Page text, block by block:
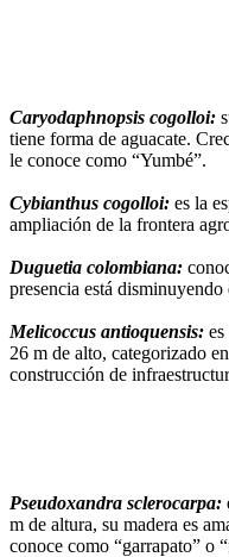
Caryodaphnopsis cogolloi:
tiene forma de aguacate.
le conoce como “Yumbé”.
Cybianthus cogolloi: es la
ampliación de la frontera
Duguetia colombiana:
presencia está
Melicoccus antioquensis:
26 m de alto, categorizado
construcción de
Pseudoxandra sclerocarpa:
m de altura, su madera es
conoce como “garrapato” o